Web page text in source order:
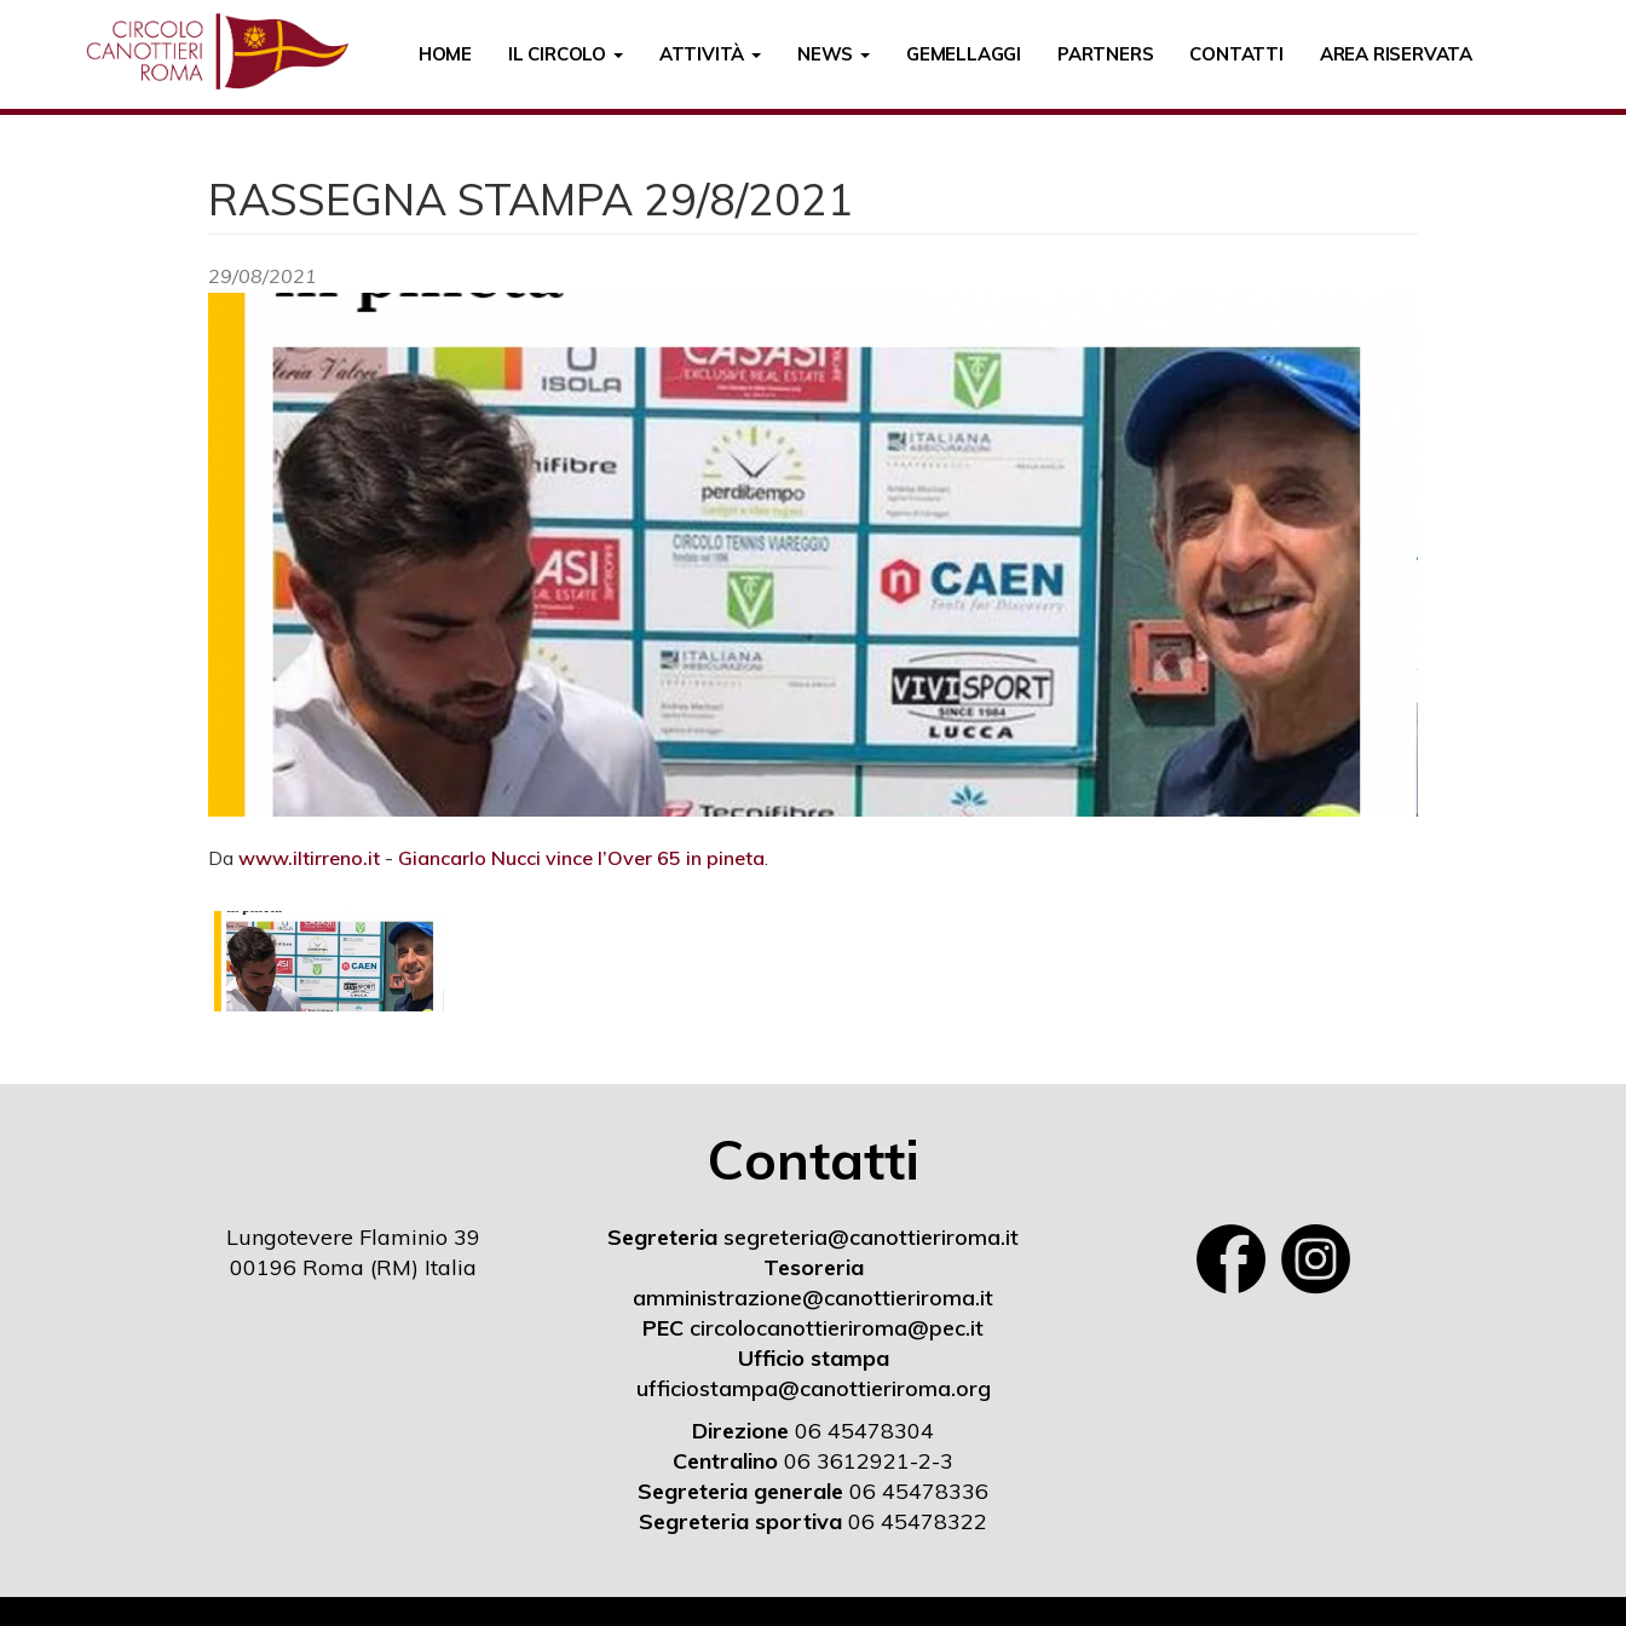
contenuto
HOME IL CIRCOLO ATTIVITÀ NEWS GEMELLAGGI PARTNERS CONTATTI AREA RISERVATA
RASSEGNA STAMPA 29/8/2021
29/08/2021
Da www.iltirreno.it - Giancarlo Nucci vince l’Over 65 in pineta.
Contatti
Lungotevere Flaminio 39
00196 Roma (RM) Italia
Segreteria segreteria@canottieriroma.it
Tesoreria
amministrazione@canottieriroma.it
PEC circolocanottieriroma@pec.it
Ufficio stampa
ufficiostampa@canottieriroma.org
Direzione 06 45478304
Centralino 06 3612921-2-3
Segreteria generale 06 45478336
Segreteria sportiva 06 45478322